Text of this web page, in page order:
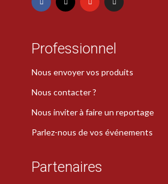
Professionnel
Nous envoyer vos produits
Nous contacter ?
Nous inviter à faire un reportage
Parlez-nous de vos événements
Partenaires